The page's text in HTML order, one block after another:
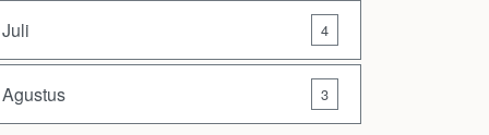
Juli 4
Agustus 3